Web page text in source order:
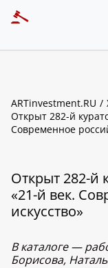
ARTinvestment.RU
Открыт 282-й
Современное
Открыт 282-й
«21-й век.
искусство»
В каталоге —
Борисова,